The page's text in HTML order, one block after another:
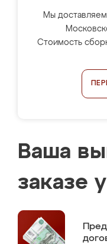
Мы
Стоимость
Ваша
заказе